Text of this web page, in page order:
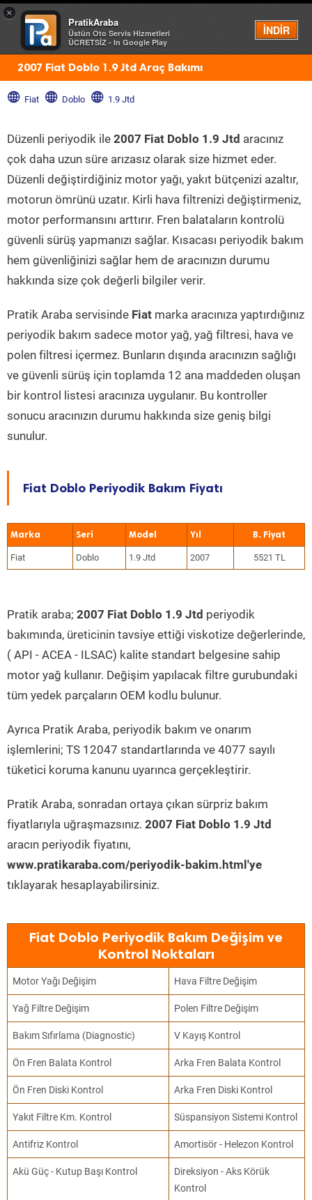
×
PratikAraba
Üstün Oto Servis Hizmetleri
ÜCRETSİZ - In Google Play
İNDİR
Menü
2007 Fiat Doblo 1.9 Jtd Araç Bakımı
Fiat Doblo 1.9 Jtd
Düzenli periyodik ile 2007 Fiat Doblo 1.9 Jtd aracınız
çok daha uzun süre arızasız olarak size hizmet eder.
Düzenli değiştirdiğiniz motor yağı, yakıt bütçenizi azaltır,
motorun ömrünü uzatır. Kirli hava filtrenizi değiştirmeniz,
motor performansını arttırır. Fren balataların kontrolü
güvenli sürüş yapmanızı sağlar. Kısacası periyodik bakım
hem güvenliğinizi sağlar hem de aracınızın durumu
hakkında size çok değerli bilgiler verir.
Pratik Araba servisinde Fiat marka aracınıza yaptırdığınız
periyodik bakım sadece motor yağ, yağ filtresi, hava ve
polen filtresi içermez. Bunların dışında aracınızın sağlığı
ve güvenli sürüş için toplamda 12 ana maddeden oluşan
bir kontrol listesi aracınıza uygulanır. Bu kontroller
sonucu aracınızın durumu hakkında size geniş bilgi
sunulur.
Fiat Doblo Periyodik Bakım Fiyatı
Marka Seri Model Yıl
Fiat Doblo 1.9 Jtd 2007 5521 TL
Pratik araba; 2007 Fiat Doblo 1.9 Jtd periyodik
bakımında, üreticinin tavsiye ettiği viskotize değerlerinde,
( API - ACEA - ILSAC) kalite standart belgesine sahip
motor yağ kullanır. Değişim yapılacak filtre gurubundaki
tüm yedek parçaların OEM kodlu bulunur.
Ayrıca Pratik Araba, periyodik bakım ve onarım
işlemlerini; TS 12047 standartlarında ve 4077 sayılı
tüketici koruma kanunu uyarınca gerçekleştirir.
Pratik Araba, sonradan ortaya çıkan sürpriz bakım
fiyatlarıyla uğraşmazsınız. 2007 Fiat Doblo 1.9 Jtd
aracın periyodik fiyatını,
www.pratikaraba.com/periyodik-bakim.html'ye
tıklayarak hesaplayabilirsiniz.
Fiat Doblo Periyodik Bakım Değişim ve
Kontrol Noktaları
Motor Yağı Değişim Hava Filtre Değişim
Yağ Filtre Değişim Polen Filtre Değişim
Bakım Sıfırlama (Diagnostic) V Kayış Kontrol
Ön Fren Balata Kontrol Arka Fren Balata Kontrol
Ön Fren Diski Kontrol Arka Fren Diski Kontrol
Yakıt Filtre Km. Kontrol Süspansiyon Sistemi Kontrol
Antifriz Kontrol Amortisör - Helezon Kontrol
Akü Güç - Kutup Başı Kontrol
Direksiyon - Aks Körük
Kontrol